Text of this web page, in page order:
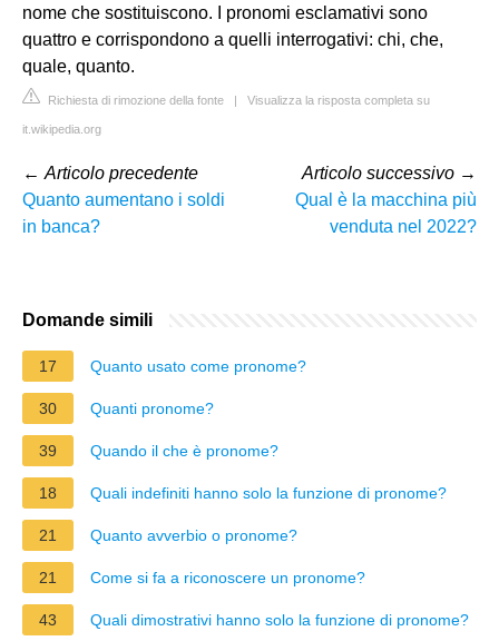
nome che sostituiscono. I pronomi esclamativi sono
quattro e corrispondono a quelli interrogativi: chi, che,
quale, quanto.
Richiesta di rimozione della fonte | Visualizza la risposta completa su
it.wikipedia.org
← Articolo precedente
Quanto aumentano i soldi
in banca?
Articolo successivo →
Qual è la macchina più
venduta nel 2022?
Domande simili
17 Quanto usato come pronome?
30 Quanti pronome?
39 Quando il che è pronome?
18 Quali indefiniti hanno solo la funzione di pronome?
21 Quanto avverbio o pronome?
21 Come si fa a riconoscere un pronome?
43 Quali dimostrativi hanno solo la funzione di pronome?